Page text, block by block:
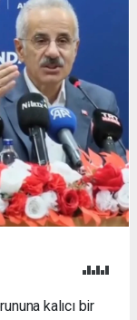
kalıcı bir